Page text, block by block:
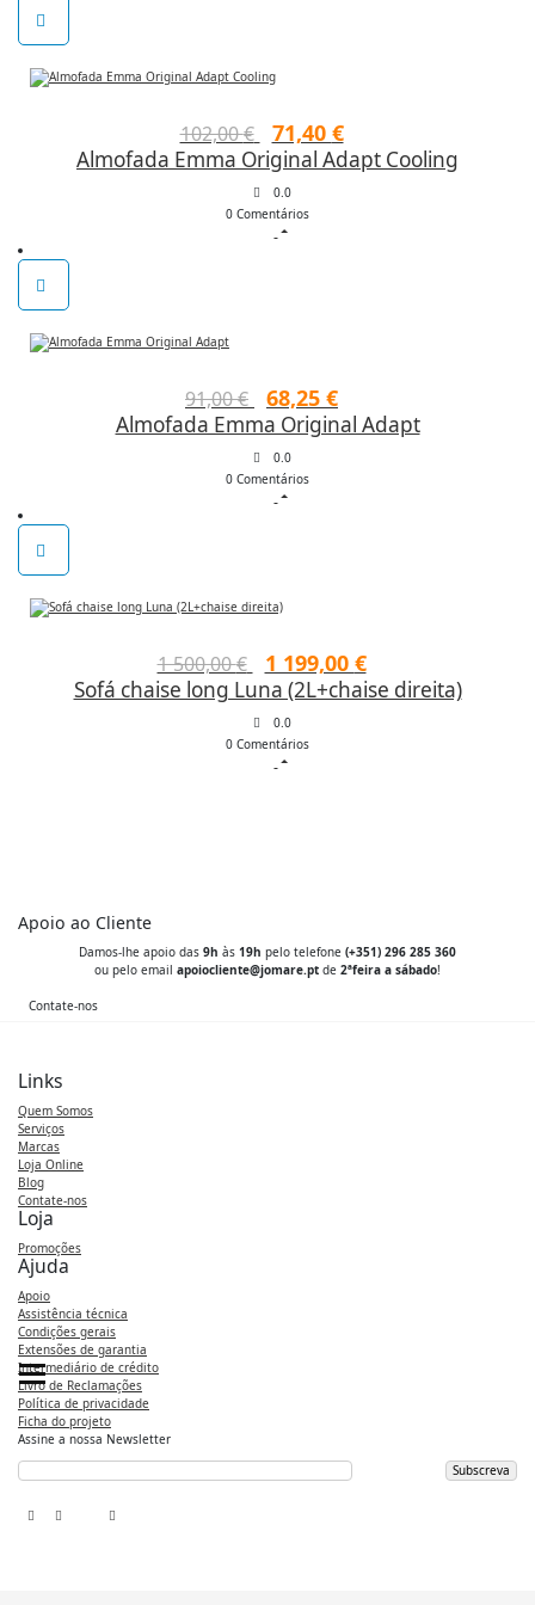
102,00€
O
preço
original
era:
71,40 €
preço
Almofada Emma Original Adapt Cooling
0.0
0 Comentários
91,00€
O
preço
original
era:
68,25 €
preço
Almofada Emma Original Adapt
0.0
0 Comentários
1 500,00€
O
preço
original
era:
1 199,00 €
preço
Sofá chaise long Luna (2L+chaise direita)
0.0
0 Comentários
Apoio ao Cliente
Damos-lhe apoio das 9h às 19h pelo telefone (+351) 296 285 360
ou pelo email apoiocliente@jomare.pt de 2ªfeira a sábado!
Contate-nos
Links
Categories
Quem Somos
Serviços
Marcas
Loja Online
Blog
Contate-nos
Loja
Categories
Promoções
Ajuda
Categories
Apoio
Assistência técnica
Condições gerais
Extensões de garantia
Intermediário de crédito
Livro de Reclamações
Política de privacidade
Ficha do projeto
Assine a nossa Newsletter
Subscreva